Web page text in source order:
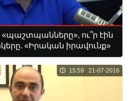
ու՞ր էին
«Իրական իրավունք»
15:59 21-07-2016